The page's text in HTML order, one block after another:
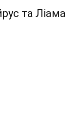
та Ліама